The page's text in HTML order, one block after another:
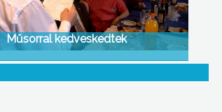
Műsorral kedveskedtek